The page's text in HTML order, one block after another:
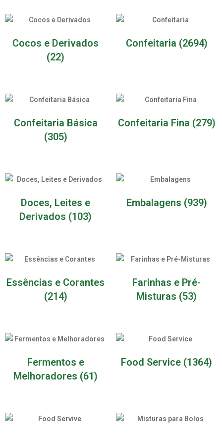
Cocos e Derivados
(22)
Confeitaria (2694)
Confeitaria Básica
(305)
Confeitaria Fina (279)
Doces, Leites e
Derivados (103)
Embalagens (939)
Essências e Corantes
(214)
Farinhas e Pré-
Misturas (53)
Fermentos e
Melhoradores (61)
Food Service (1364)